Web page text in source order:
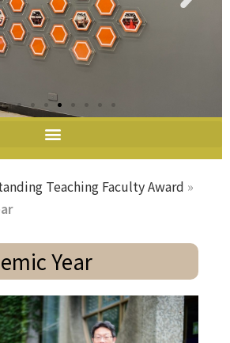
展中心
Teaching Faculty Award »
Year